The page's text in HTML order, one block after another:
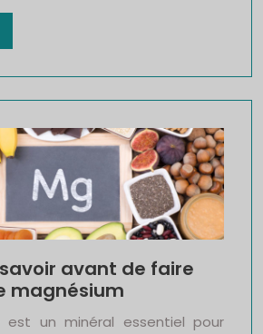
avant de faire
magnésium
est un minéral essentiel pour